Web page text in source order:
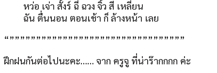
หว่อ เจ่า สั้งร์ ฉี่ ฉวง จิ้ว สี เหลี่ยน
ฉัน ตื่นนอน ตอนเช้า ก็ ล้างหน้า เลย
“”””””””””””””””””””””””””””””””””
ฝึกฝนกันต่อไปนะคะ…… จาก ครูจู ที่น่าร๊ากกกก ค่ะ